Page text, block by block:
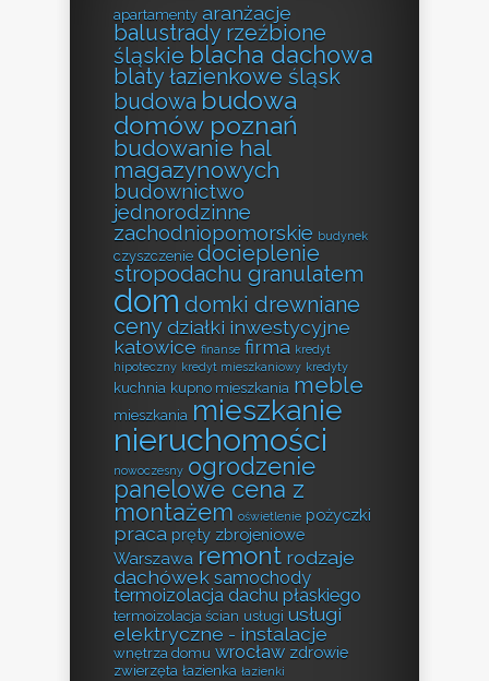
apartamenty aranżacje
balustrady rzeźbione
śląskie blacha dachowa
blaty łazienkowe śląsk
budowa budowa
domów poznań
budowanie hal
magazynowych
budownictwo
jednorodzinne
zachodniopomorskie budynek
czyszczenie docieplenie
stropodachu granulatem
dom domki drewniane
cenydziałki inwestycyjne
katowice finanse firma kredyt
hipoteczny kredyt mieszkaniowy kredyty
kuchnia kupno mieszkania meble
mieszkania mieszkanie
nieruchomości
nowoczesny ogrodzenie
panelowe cena z
montażem oświetlenie pożyczki
praca pręty zbrojeniowe
Warszawa remont rodzaje
dachówek samochody
termoizolacja dachu płaskiego
termoizolacja ścian usługi usługi
elektryczne - instalacje
wnętrza domu wrocław zdrowie
zwierzęta łazienka łazienki